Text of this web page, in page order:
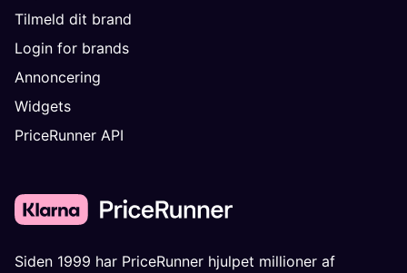
Tilmeld dit brand
Login for brands
Annoncering
Widgets
PriceRunner API
Siden 1999 har PriceRunner hjulpet millioner af